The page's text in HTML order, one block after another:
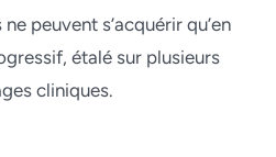
peuvent s’acquérir qu’en
étalé sur plusieurs
cliniques.